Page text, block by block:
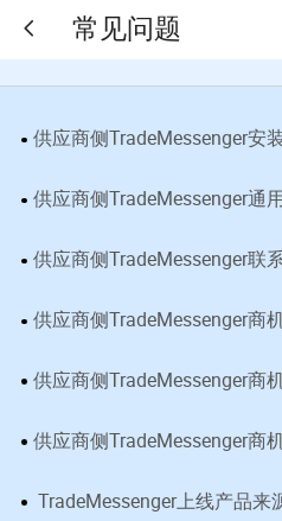
常见问题
供应商侧TradeMessenger安
供应商侧TradeMessenger通
供应商侧TradeMessenger联
供应商侧TradeMessenger商
供应商侧TradeMessenger商
供应商侧TradeMessenger商
TradeMessenger上线产品来